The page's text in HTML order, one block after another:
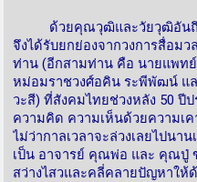
ด้วยคุณวุฒิและวัยวุฒิอันถึง
จึงได้รับยกย่องจากวงการสื่อม
ท่าน (อีกสามท่าน คือ นายแพทย์
หม่อมราชวงศ์อคิน ระพีพัฒน์ แ
วะสี) ที่สังคมไทยช่วงหลัง 50 ปี
ความคิด ความเห็นด้วยความเ
ไม่ว่ากาลเวลาจะล่วงเลยไปนา
เป็น อาจารย์ คุณพ่อ และ คุณปู่
สว่างไสวและคลี่คลายปัญหาให้